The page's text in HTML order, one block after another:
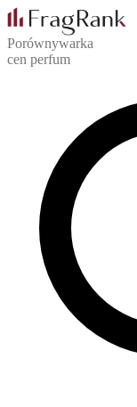
Porównywarka
cen perfum